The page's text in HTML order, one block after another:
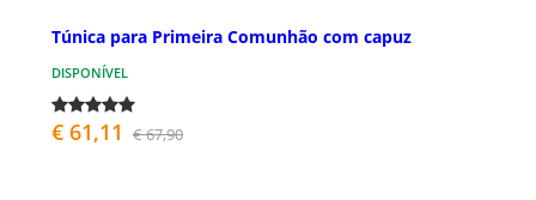
Túnica para Primeira Comunhão com capuz
DISPONÍVEL
€ 61,11 € 67,90